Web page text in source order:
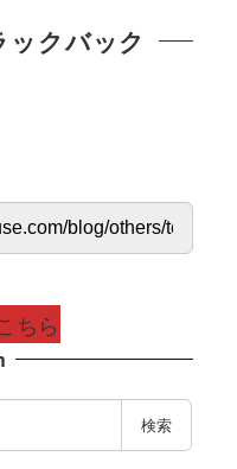
ックバック
ちら
検索